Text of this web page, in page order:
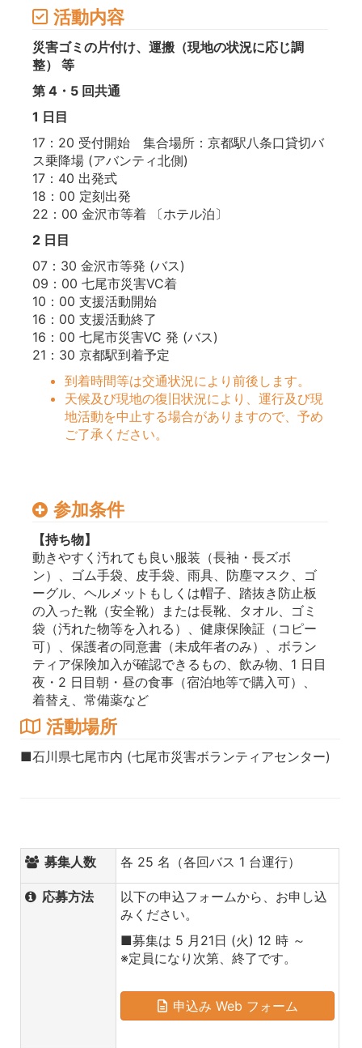
活動内容
災害ゴミの片付け、運搬（現地の状況に応じ調
整） 等
第 4・5 回共通
1 日目
17：20 受付開始 集合場所：京都駅八条口貸切バ
ス乗降場 (アバンティ北側)
17：40 出発式
18：00 定刻出発
22：00 金沢市等着 〔ホテル泊〕
2 日目
07：30 金沢市等発 (バス)
09：00 七尾市災害VC着
10：00 支援活動開始
16：00 支援活動終了
16：00 七尾市災害VC 発 (バス)
21：30 京都駅到着予定
到着時間等は交通状況により前後します。
天候及び現地の復旧状況により、運行及び現
地活動を中止する場合がありますので、予め
ご了承ください。
参加条件
【持ち物】
動きやすく汚れても良い服装（長袖・長ズボ
ン）、ゴム手袋、皮手袋、雨具、防塵マスク、ゴ
ーグル、ヘルメットもしくは帽子、踏抜き防止板
の入った靴（安全靴）または長靴、タオル、ゴミ
袋（汚れた物等を入れる）、健康保険証（コピー
可）、保護者の同意書（未成年者のみ）、ボラン
ティア保険加入が確認できるもの、飲み物、1 日目
夜・2 日目朝・昼の食事（宿泊地等で購入可）、
着替え、常備薬など
活動場所
■石川県七尾市内 (七尾市災害ボランティアセンター)
募集人数 各 25 名（各回バス 1 台運行）
応募方法
以下の申込フォームから、お申し込
みください。
■募集は 5 月21日 (火) 12 時 ～
※定員になり次第、終了です。
申込み Web フォーム